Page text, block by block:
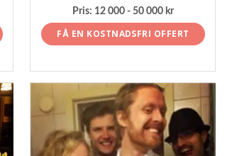
Pris: 12 000 - 50 000 kr
FÅ EN KOSTNADSFRI OFFERT